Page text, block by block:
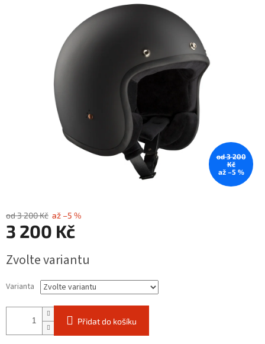
od 3 200
Kč
až –5 %
od 3 200 Kč až –5 %
3 200 Kč
cena:
Zvolte variantu
Varianta
Přidat do košíku